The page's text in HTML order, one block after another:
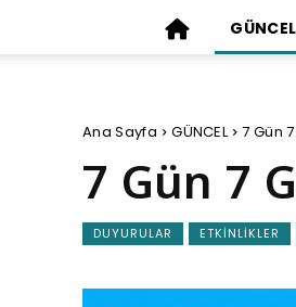
GÜNCEL
Ana Sayfa GÜNCEL 7 Gün
7 Gün 7
DUYURULAR ETKINLIKLER